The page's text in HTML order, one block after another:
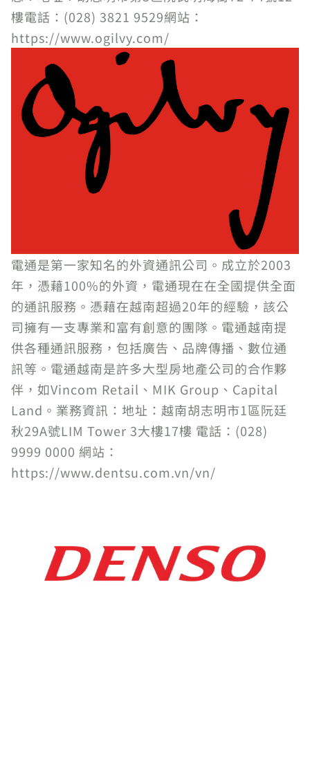
樓電話：(028) 3821 9529網站：
https://www.ogilvy.com/
電通是第一家知名的外資通訊公司。成立於2003
年，憑藉100%的外資，電通現在在全國提供全面
的通訊服務。憑藉在越南超過20年的經驗，該公
司擁有一支專業和富有創意的團隊。電通越南提
供各種通訊服務，包括廣告、品牌傳播、數位通
訊等。電通越南是許多大型房地產公司的合作夥
伴，如Vincom Retail、MIK Group、Capital
Land。業務資訊：地址：越南胡志明市1區阮廷
秋29A號LIM Tower 3大樓17樓 電話：(028)
9999 0000 網站：
https://www.dentsu.com.vn/vn/